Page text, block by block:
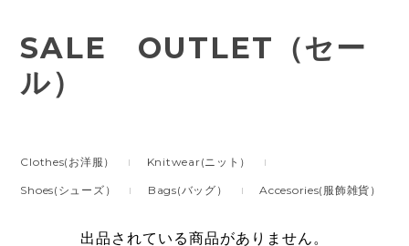
SALE OUTLET（セー
ル）
Clothes(お洋服） Knitwear(ニット）
Shoes(シューズ） Bags(バッグ） Accesories(服飾雑貨）
出品されている商品がありません。